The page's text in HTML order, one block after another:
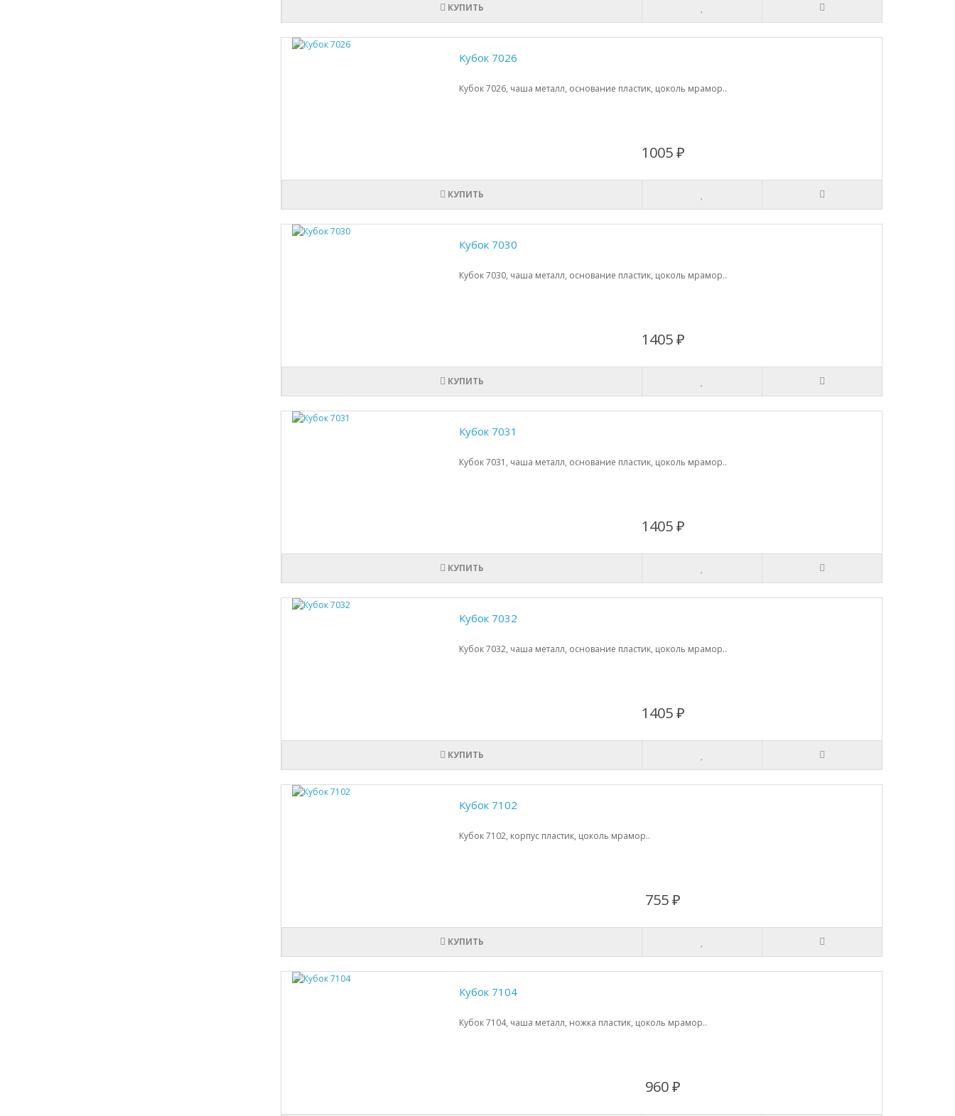
КУПИТЬ
Кубок 7026
Кубок 7026, чаша металл, основание пластик, цоколь мрамор..
1005 ₽
КУПИТЬ
Кубок 7030
Кубок 7030, чаша металл, основание пластик, цоколь мрамор..
1405 ₽
КУПИТЬ
Кубок 7031
Кубок 7031, чаша металл, основание пластик, цоколь мрамор..
1405 ₽
КУПИТЬ
Кубок 7032
Кубок 7032, чаша металл, основание пластик, цоколь мрамор..
1405 ₽
КУПИТЬ
Кубок 7102
Кубок 7102, корпус пластик, цоколь мрамор..
755 ₽
КУПИТЬ
Кубок 7104
Кубок 7104, чаша металл, ножка пластик, цоколь мрамор..
960 ₽